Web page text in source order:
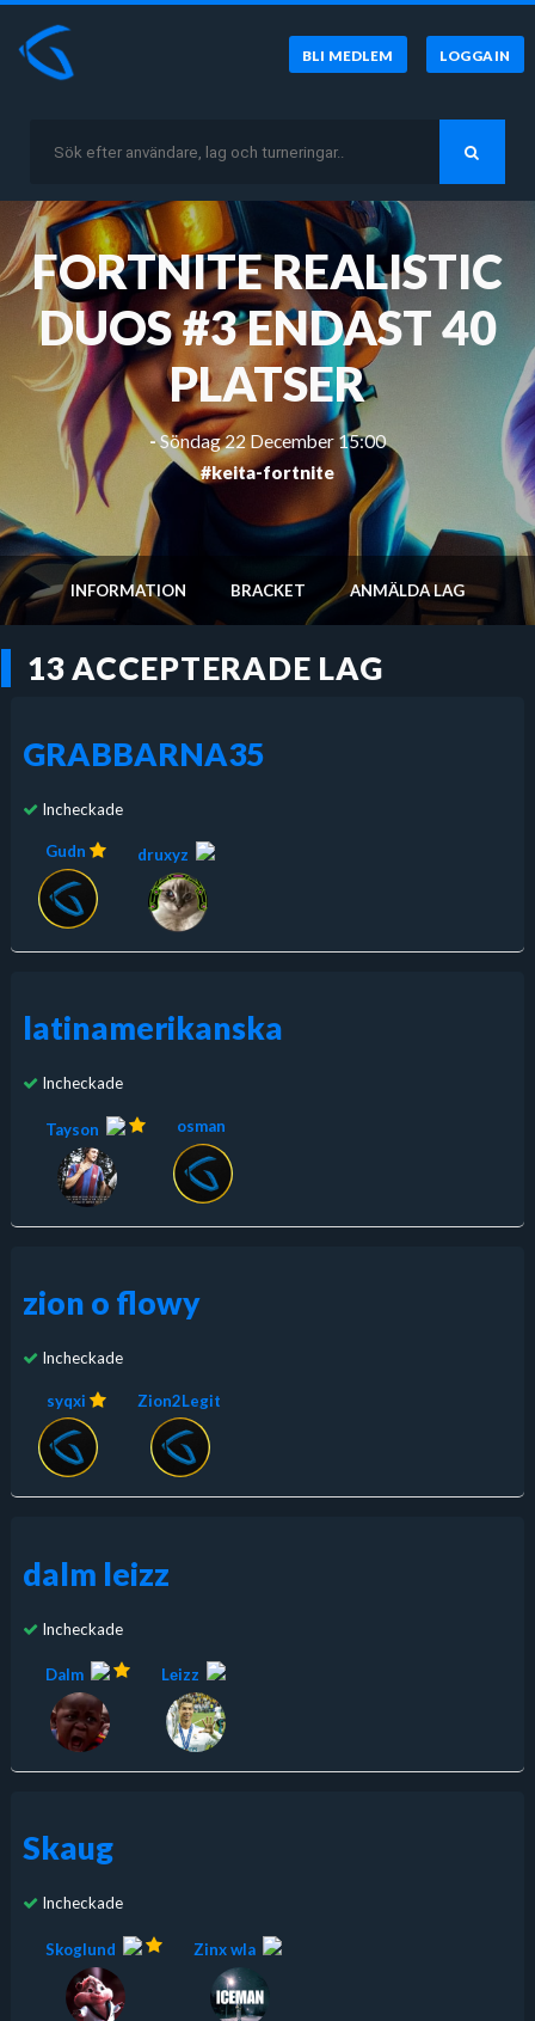
BLI MEDLEM LOGGA IN
FORTNITE REALISTIC
DUOS #3 ENDAST 40
PLATSER
-Söndag 22 December 15:00
#keita-fortnite
INFORMATION BRACKET ANMÄLDA LAG
13 ACCEPTERADE LAG
GRABBARNA35
Incheckade
Gudn druxyz
latinamerikanska
Incheckade
Tayson osman
zion o flowy
Incheckade
syqxi Zion2Legit
dalm leizz
Incheckade
Dalm Lеizz
Skaug
Incheckade
Skoglund Zinx wla